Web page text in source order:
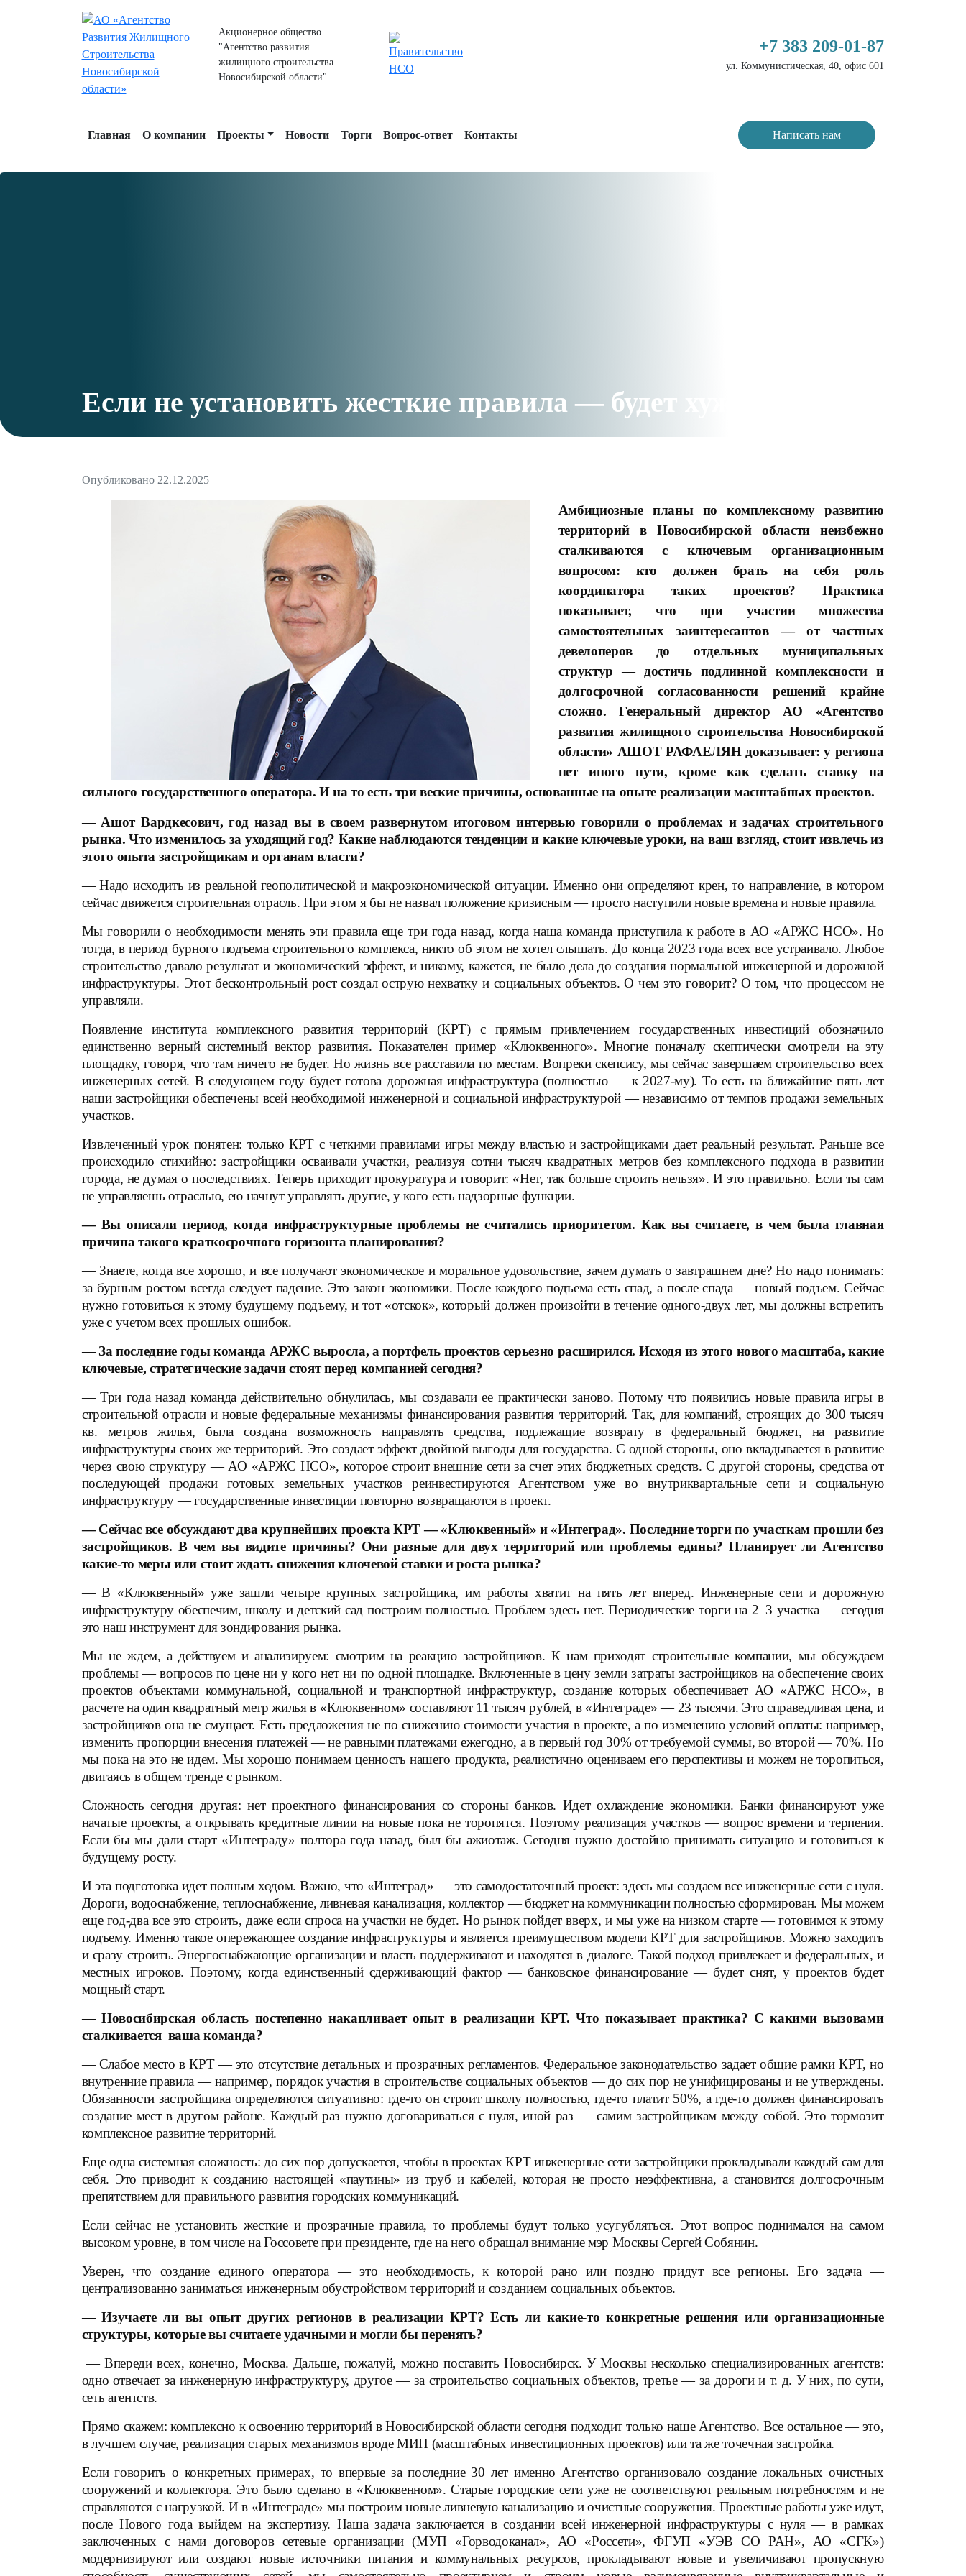
Акционерное общество
"Агентство развития
жилищного строительства
Новосибирской области"
+7 383 209-01-87
ул. Коммунистическая, 40, офис 601
Главная О компании Проекты Новости Торги Вопрос-ответ Контакты Написать нам
Если не установить жесткие правила — будет хуже
Опубликовано 22.12.2025
Амбициозные планы по комплексному развитию
территорий в Новосибирской области неизбежно
сталкиваются с ключевым организационным
вопросом: кто должен брать на себя роль
координатора таких проектов? Практика
показывает, что при участии множества
самостоятельных заинтересантов — от частных
девелоперов до отдельных муниципальных
структур — достичь подлинной комплексности и
долгосрочной согласованности решений крайне
сложно. Генеральный директор АО «Агентство
развития жилищного строительства Новосибирской
области» АШОТ РАФАЕЛЯН доказывает: у региона
нет иного пути, кроме как сделать ставку на
сильного государственного оператора. И на то есть три веские причины, основанные на опыте реализации масштабных проектов.
— Ашот Вардкесович, год назад вы в своем развернутом итоговом интервью говорили о проблемах и задачах строительного
рынка. Что изменилось за уходящий год? Какие наблюдаются тенденции и какие ключевые уроки, на ваш взгляд, стоит извлечь из
этого опыта застройщикам и органам власти?
— Надо исходить из реальной геополитической и макроэкономической ситуации. Именно они определяют крен, то направление, в котором
сейчас движется строительная отрасль. При этом я бы не назвал положение кризисным — просто наступили новые времена и новые правила.
Мы говорили о необходимости менять эти правила еще три года назад, когда наша команда приступила к работе в АО «АРЖС НСО». Но
тогда, в период бурного подъема строительного комплекса, никто об этом не хотел слышать. До конца 2023 года всех все устраивало. Любое
строительство давало результат и экономический эффект, и никому, кажется, не было дела до создания нормальной инженерной и дорожной
инфраструктуры. Этот бесконтрольный рост создал острую нехватку и социальных объектов. О чем это говорит? О том, что процессом не
управляли.
Появление института комплексного развития территорий (КРТ) с прямым привлечением государственных инвестиций обозначило
единственно верный системный вектор развития. Показателен пример «Клюквенного». Многие поначалу скептически смотрели на эту
площадку, говоря, что там ничего не будет. Но жизнь все расставила по местам. Вопреки скепсису, мы сейчас завершаем строительство всех
инженерных сетей. В следующем году будет готова дорожная инфраструктура (полностью — к 2027-му). То есть на ближайшие пять лет
наши застройщики обеспечены всей необходимой инженерной и социальной инфраструктурой — независимо от темпов продажи земельных
участков.
Извлеченный урок понятен: только КРТ с четкими правилами игры между властью и застройщиками дает реальный результат. Раньше все
происходило стихийно: застройщики осваивали участки, реализуя сотни тысяч квадратных метров без комплексного подхода в развитии
города, не думая о последствиях. Теперь приходит прокуратура и говорит: «Нет, так больше строить нельзя». И это правильно. Если ты сам
не управляешь отраслью, ею начнут управлять другие, у кого есть надзорные функции.
— Вы описали период, когда инфраструктурные проблемы не считались приоритетом. Как вы считаете, в чем была главная
причина такого краткосрочного горизонта планирования?
— Знаете, когда все хорошо, и все получают экономическое и моральное удовольствие, зачем думать о завтрашнем дне? Но надо понимать:
за бурным ростом всегда следует падение. Это закон экономики. После каждого подъема есть спад, а после спада — новый подъем. Сейчас
нужно готовиться к этому будущему подъему, и тот «отскок», который должен произойти в течение одного-двух лет, мы должны встретить
уже с учетом всех прошлых ошибок.
— За последние годы команда АРЖС выросла, а портфель проектов серьезно расширился. Исходя из этого нового масштаба, какие
ключевые, стратегические задачи стоят перед компанией сегодня?
— Три года назад команда действительно обнулилась, мы создавали ее практически заново. Потому что появились новые правила игры в
строительной отрасли и новые федеральные механизмы финансирования развития территорий. Так, для компаний, строящих до 300 тысяч
кв. метров жилья, была создана возможность направлять средства, подлежащие возврату в федеральный бюджет, на развитие
инфраструктуры своих же территорий. Это создает эффект двойной выгоды для государства. С одной стороны, оно вкладывается в развитие
через свою структуру — АО «АРЖС НСО», которое строит внешние сети за счет этих бюджетных средств. С другой стороны, средства от
последующей продажи готовых земельных участков реинвестируются Агентством уже во внутриквартальные сети и социальную
инфраструктуру — государственные инвестиции повторно возвращаются в проект.
— Сейчас все обсуждают два крупнейших проекта КРТ — «Клюквенный» и «Интеград». Последние торги по участкам прошли без
застройщиков. В чем вы видите причины? Они разные для двух территорий или проблемы едины? Планирует ли Агентство
какие-то меры или стоит ждать снижения ключевой ставки и роста рынка?
— В «Клюквенный» уже зашли четыре крупных застройщика, им работы хватит на пять лет вперед. Инженерные сети и дорожную
инфраструктуру обеспечим, школу и детский сад построим полностью. Проблем здесь нет. Периодические торги на 2–3 участка — сегодня
это наш инструмент для зондирования рынка.
Мы не ждем, а действуем и анализируем: смотрим на реакцию застройщиков. К нам приходят строительные компании, мы обсуждаем
проблемы — вопросов по цене ни у кого нет ни по одной площадке. Включенные в цену земли затраты застройщиков на обеспечение своих
проектов объектами коммунальной, социальной и транспортной инфраструктур, создание которых обеспечивает АО «АРЖС НСО», в
расчете на один квадратный метр жилья в «Клюквенном» составляют 11 тысяч рублей, в «Интеграде» — 23 тысячи. Это справедливая цена, и
застройщиков она не смущает. Есть предложения не по снижению стоимости участия в проекте, а по изменению условий оплаты: например,
изменить пропорции внесения платежей — не равными платежами ежегодно, а в первый год 30% от требуемой суммы, во второй — 70%. Но
мы пока на это не идем. Мы хорошо понимаем ценность нашего продукта, реалистично оцениваем его перспективы и можем не торопиться,
двигаясь в общем тренде с рынком.
Сложность сегодня другая: нет проектного финансирования со стороны банков. Идет охлаждение экономики. Банки финансируют уже
начатые проекты, а открывать кредитные линии на новые пока не торопятся. Поэтому реализация участков — вопрос времени и терпения.
Если бы мы дали старт «Интеграду» полтора года назад, был бы ажиотаж. Сегодня нужно достойно принимать ситуацию и готовиться к
будущему росту.
И эта подготовка идет полным ходом. Важно, что «Интеград» — это самодостаточный проект: здесь мы создаем все инженерные сети с нуля.
Дороги, водоснабжение, теплоснабжение, ливневая канализация, коллектор — бюджет на коммуникации полностью сформирован. Мы можем
еще год-два все это строить, даже если спроса на участки не будет. Но рынок пойдет вверх, и мы уже на низком старте — готовимся к этому
подъему. Именно такое опережающее создание инфраструктуры и является преимуществом модели КРТ для застройщиков. Можно заходить
и сразу строить. Энергоснабжающие организации и власть поддерживают и находятся в диалоге. Такой подход привлекает и федеральных, и
местных игроков. Поэтому, когда единственный сдерживающий фактор — банковское финансирование — будет снят, у проектов будет
мощный старт.
— Новосибирская область постепенно накапливает опыт в реализации КРТ. Что показывает практика? С какими вызовами
сталкивается ваша команда?
— Слабое место в КРТ — это отсутствие детальных и прозрачных регламентов. Федеральное законодательство задает общие рамки КРТ, но
внутренние правила — например, порядок участия в строительстве социальных объектов — до сих пор не унифицированы и не утверждены.
Обязанности застройщика определяются ситуативно: где-то он строит школу полностью, где-то платит 50%, а где-то должен финансировать
создание мест в другом районе. Каждый раз нужно договариваться с нуля, иной раз — самим застройщикам между собой. Это тормозит
комплексное развитие территорий.
Еще одна системная сложность: до сих пор допускается, чтобы в проектах КРТ инженерные сети застройщики прокладывали каждый сам для
себя. Это приводит к созданию настоящей «паутины» из труб и кабелей, которая не просто неэффективна, а становится долгосрочным
препятствием для правильного развития городских коммуникаций.
Если сейчас не установить жесткие и прозрачные правила, то проблемы будут только усугубляться. Этот вопрос поднимался на самом
высоком уровне, в том числе на Госсовете при президенте, где на него обращал внимание мэр Москвы Сергей Собянин.
Уверен, что создание единого оператора — это необходимость, к которой рано или поздно придут все регионы. Его задача —
централизованно заниматься инженерным обустройством территорий и созданием социальных объектов.
— Изучаете ли вы опыт других регионов в реализации КРТ? Есть ли какие-то конкретные решения или организационные
структуры, которые вы считаете удачными и могли бы перенять?
— Впереди всех, конечно, Москва. Дальше, пожалуй, можно поставить Новосибирск. У Москвы несколько специализированных агентств:
одно отвечает за инженерную инфраструктуру, другое — за строительство социальных объектов, третье — за дороги и т. д. У них, по сути,
сеть агентств.
Прямо скажем: комплексно к освоению территорий в Новосибирской области сегодня подходит только наше Агентство. Все остальное — это,
в лучшем случае, реализация старых механизмов вроде МИП (масштабных инвестиционных проектов) или та же точечная застройка.
Если говорить о конкретных примерах, то впервые за последние 30 лет именно Агентство организовало создание локальных очистных
сооружений и коллектора. Это было сделано в «Клюквенном». Старые городские сети уже не соответствуют реальным потребностям и не
справляются с нагрузкой. И в «Интеграде» мы построим новые ливневую канализацию и очистные сооружения. Проектные работы уже идут,
после Нового года выйдем на экспертизу. Наша задача заключается в создании всей инженерной инфраструктуры с нуля — в рамках
заключенных с нами договоров сетевые организации (МУП «Горводоканал», АО «Россети», ФГУП «УЭВ СО РАН», АО «СГК»)
модернизируют или создают новые источники питания и коммунальных ресурсов, прокладывают новые и увеличивают пропускную